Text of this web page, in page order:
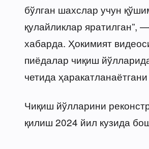
бўлган шахслар учун
қулайликлар яратилган”,
хабарда. Ҳокимият
пиёдалар чиқиш
четида
Чиқиш йўлларини
қилиш 2024 йил кузида